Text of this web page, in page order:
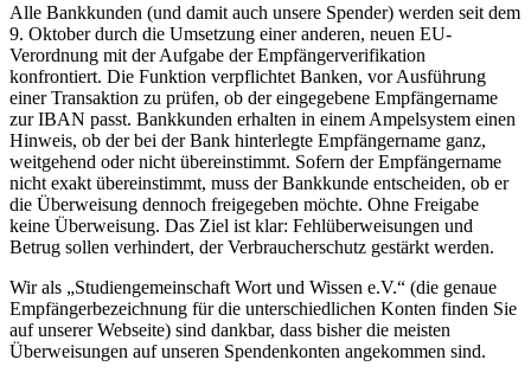
Alle Bankkunden (und damit auch unsere Spender) werden seit dem
9. Oktober durch die Umsetzung einer anderen, neuen EU-
Verordnung mit der Aufgabe der Empfängerverifikation
konfrontiert. Die Funktion verpflichtet Banken, vor Ausführung
einer Transaktion zu prüfen, ob der eingegebene Empfängername
zur IBAN passt. Bankkunden erhalten in einem Ampelsystem einen
Hinweis, ob der bei der Bank hinterlegte Empfängername ganz,
weitgehend oder nicht übereinstimmt. Sofern der Empfängername
nicht exakt übereinstimmt, muss der Bankkunde entscheiden, ob er
die Überweisung dennoch freigegeben möchte. Ohne Freigabe
keine Überweisung. Das Ziel ist klar: Fehlüberweisungen und
Betrug sollen verhindert, der Verbraucherschutz gestärkt werden.
Wir als „Studiengemeinschaft Wort und Wissen e.V.“ (die genaue
Empfängerbezeichnung für die unterschiedlichen Konten finden Sie
auf unserer Webseite) sind dankbar, dass bisher die meisten
Überweisungen auf unseren Spendenkonten angekommen sind.